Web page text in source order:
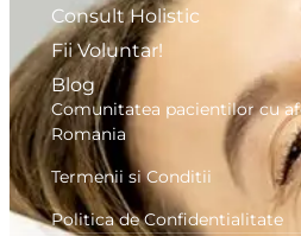
Consult Holistic
Fii Voluntar!
Blog
Comunitatea pacientilor cu
Romania
Termenii si Conditii
Politica de Confidentialitate